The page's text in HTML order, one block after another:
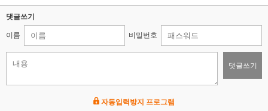
댓글쓰기
이름 비밀번호
댓글쓰기
자동입력방지 프로그램